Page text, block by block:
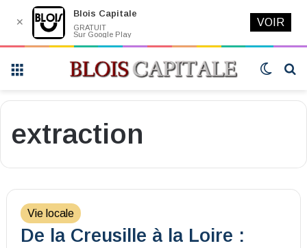
Switch
extraction
Vie locale
De la Creusille à la Loire :
✕
Blois Capitale
GRATUIT
Sur Google Play
VOIR